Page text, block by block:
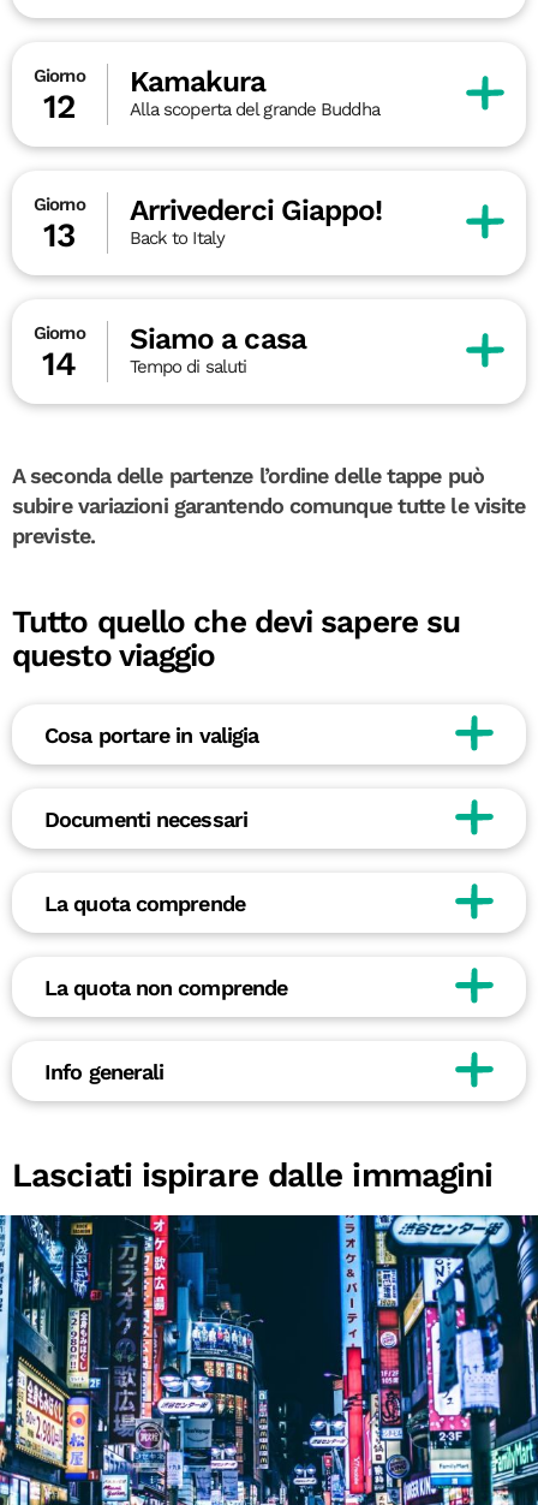
Giorno
12
Kamakura
Alla scoperta del grande Buddha
Giorno
13
Arrivederci Giappo!
Back to Italy
Giorno
14
Siamo a casa
Tempo di saluti
A seconda delle partenze l’ordine delle tappe può
subire variazioni garantendo comunque tutte le visite
previste.
Tutto quello che devi sapere su
questo viaggio
Cosa portare in valigia
Documenti necessari
La quota comprende
La quota non comprende
Info generali
Lasciati ispirare dalle immagini